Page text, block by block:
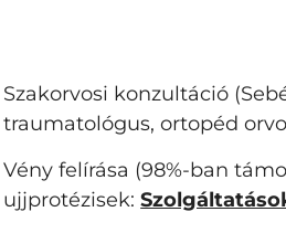
Szakorvosi konzultáció
traumatológus, ortopéd
Vény felírása (98%-ban
ujjprotézisek: